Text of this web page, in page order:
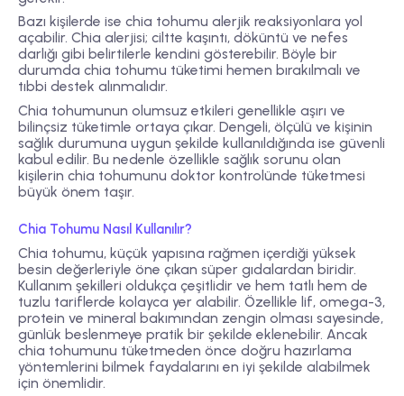
Bazı kişilerde ise chia tohumu alerjik reaksiyonlara yol
açabilir. Chia alerjisi; ciltte kaşıntı, döküntü ve nefes
darlığı gibi belirtilerle kendini gösterebilir. Böyle bir
durumda chia tohumu tüketimi hemen bırakılmalı ve
tıbbi destek alınmalıdır.
Chia tohumunun olumsuz etkileri genellikle aşırı ve
bilinçsiz tüketimle ortaya çıkar. Dengeli, ölçülü ve kişinin
sağlık durumuna uygun şekilde kullanıldığında ise güvenli
kabul edilir. Bu nedenle özellikle sağlık sorunu olan
kişilerin chia tohumunu doktor kontrolünde tüketmesi
büyük önem taşır.
Chia Tohumu Nasıl Kullanılır?
Chia tohumu, küçük yapısına rağmen içerdiği yüksek
besin değerleriyle öne çıkan süper gıdalardan biridir.
Kullanım şekilleri oldukça çeşitlidir ve hem tatlı hem de
tuzlu tariflerde kolayca yer alabilir. Özellikle lif, omega-3,
protein ve mineral bakımından zengin olması sayesinde,
günlük beslenmeye pratik bir şekilde eklenebilir. Ancak
chia tohumunu tüketmeden önce doğru hazırlama
yöntemlerini bilmek faydalarını en iyi şekilde alabilmek
için önemlidir.